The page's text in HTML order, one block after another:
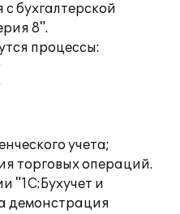
бухгалтерской
8".
процессы:
учета;
торговых операций.
"1С:Бухучет и
демонстрация